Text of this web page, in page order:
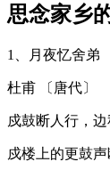
思念家乡
1、月夜忆舍弟
杜甫 〔唐代〕
戍鼓断人行，
戍楼上的更鼓